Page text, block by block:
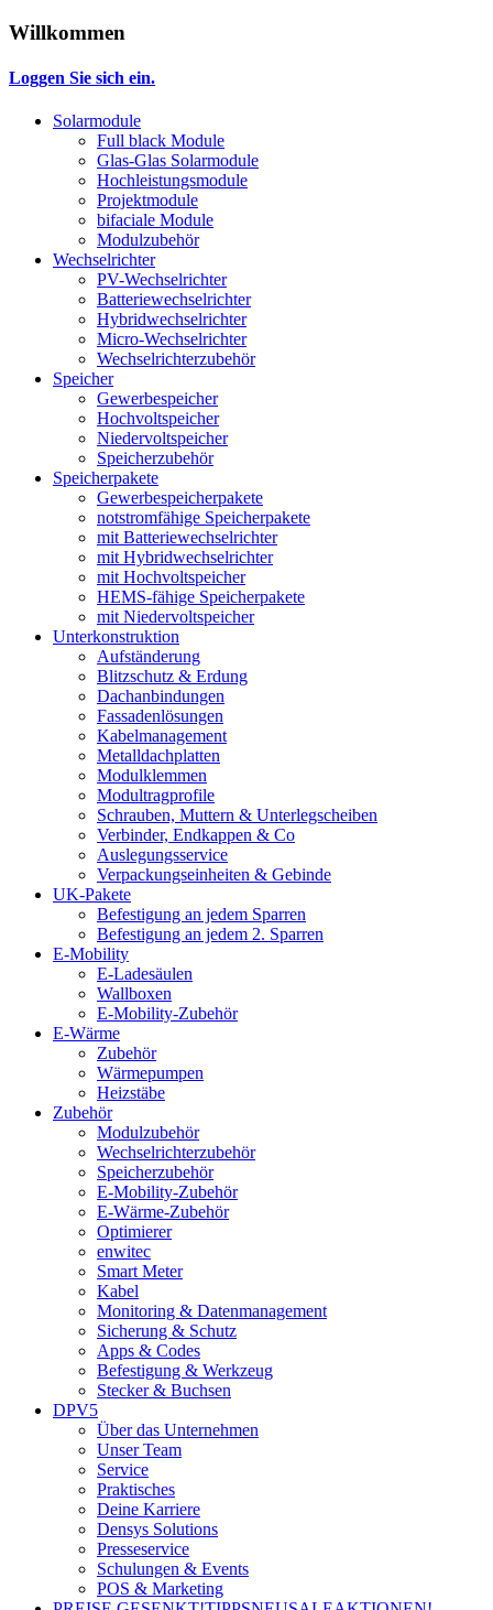
Willkommen
Loggen Sie sich ein.
Solarmodule
Full black Module
Glas-Glas Solarmodule
Hochleistungsmodule
Projektmodule
bifaciale Module
Modulzubehör
Wechselrichter
PV-Wechselrichter
Batteriewechselrichter
Hybridwechselrichter
Micro-Wechselrichter
Wechselrichterzubehör
Speicher
Gewerbespeicher
Hochvoltspeicher
Niedervoltspeicher
Speicherzubehör
Speicherpakete
Gewerbespeicherpakete
notstromfähige Speicherpakete
mit Batteriewechselrichter
mit Hybridwechselrichter
mit Hochvoltspeicher
HEMS-fähige Speicherpakete
mit Niedervoltspeicher
Unterkonstruktion
Aufständerung
Blitzschutz & Erdung
Dachanbindungen
Fassadenlösungen
Kabelmanagement
Metalldachplatten
Modulklemmen
Modultragprofile
Schrauben, Muttern & Unterlegscheiben
Verbinder, Endkappen & Co
Auslegungsservice
Verpackungseinheiten & Gebinde
UK-Pakete
Befestigung an jedem Sparren
Befestigung an jedem 2. Sparren
E-Mobility
E-Ladesäulen
Wallboxen
E-Mobility-Zubehör
E-Wärme
Zubehör
Wärmepumpen
Heizstäbe
Zubehör
Modulzubehör
Wechselrichterzubehör
Speicherzubehör
E-Mobility-Zubehör
E-Wärme-Zubehör
Optimierer
enwitec
Smart Meter
Kabel
Monitoring & Datenmanagement
Sicherung & Schutz
Apps & Codes
Befestigung & Werkzeug
Stecker & Buchsen
DPV5
Über das Unternehmen
Unser Team
Service
Praktisches
Deine Karriere
Densys Solutions
Presseservice
Schulungen & Events
POS & Marketing